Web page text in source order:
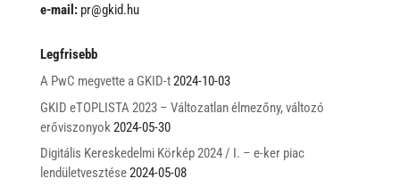
e-mail:pr@gkid.hu
Legfrisebb
A PwC megvette a GKID-t2024-10-03
GKID eTOPLISTA 2023 – Változatlan élmezőny, változó
erőviszonyok 2024-05-30
Digitális Kereskedelmi Körkép 2024 / I. – e-ker piac
lendületvesztése2024-05-08